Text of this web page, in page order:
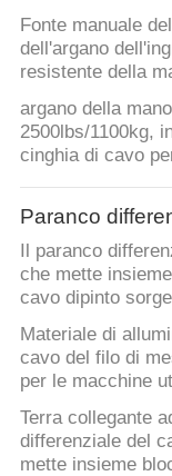
Fonte manuale
dell'argano
resistente della
argano della
2500lbs/1100kg,
cinghia di cavo
Paranco
Il paranco
che mette
cavo dipinto sorge
Materiale di
cavo del filo di
per le macchine
Terra collegante
differenziale del
mette insieme